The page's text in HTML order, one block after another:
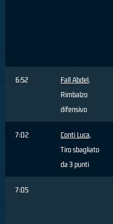
6:52 Fall Abdel,
Rimbalzo
difensivo
7:02 Conti Luca,
Tiro sbagliato
da 3 punti
7:05